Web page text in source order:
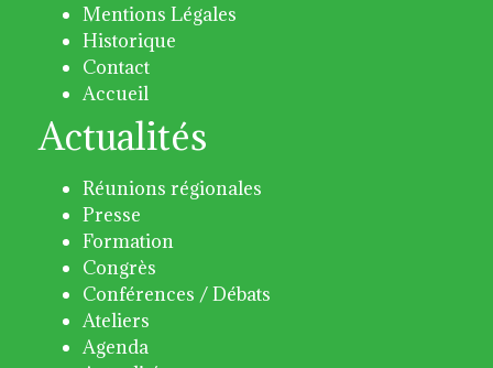
Mentions Légales
Historique
Contact
Accueil
Actualités
Réunions régionales
Presse
Formation
Congrès
Conférences / Débats
Ateliers
Agenda